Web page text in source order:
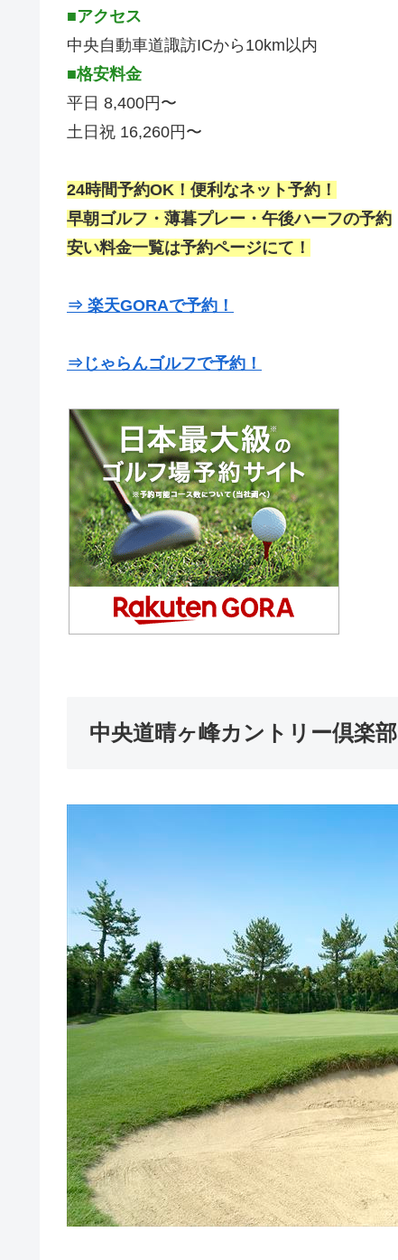
■アクセス
中央自動車道諏訪ICから10km以内
■格安料金
平日 8,400円〜
土日祝 16,260円〜
24時間予約OK！便利なネット予約！
早朝ゴルフ・薄暮プレー・午後ハーフの予約
安い料金一覧は予約ページにて！
⇒ 楽天GORAで予約！
⇒じゃらんゴルフで予約！
中央道晴ヶ峰カントリー倶楽部